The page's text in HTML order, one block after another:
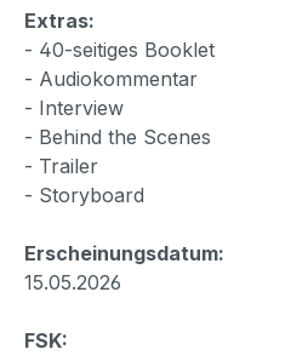
Extras:
- 40-seitiges Booklet
- Audiokommentar
- Interview
- Behind the Scenes
- Trailer
- Storyboard
Erscheinungsdatum:
15.05.2026
FSK: